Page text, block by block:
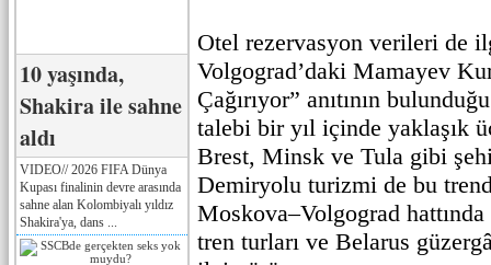
10 yaşında,
Shakira ile sahne
aldı
VIDEO// 2026 FIFA Dünya
Kupası finalinin devre arasında
sahne alan Kolombiyalı yıldız
Shakira'ya, dans ...
Otel rezervasyon verileri de
Volgograd’daki Mamayev
Çağırıyor” anıtının
talebi bir yıl içinde yaklaşık
Brest, Minsk ve Tula gibi
Demiryolu turizmi de bu
Moskova–Volgograd
tren turları ve Belarus